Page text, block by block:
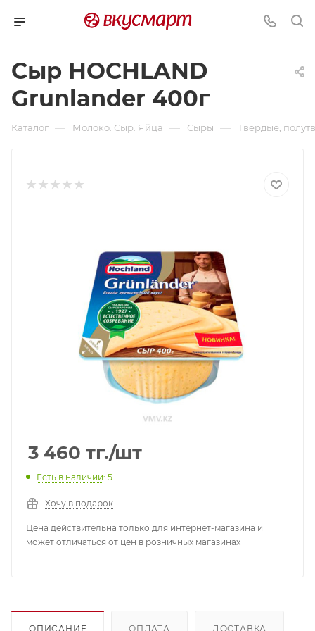
Сыр HOCHLAND
Grunlander 400г
Каталог — Молоко. Сыр. Яйца — Сыры — Твердые,
3 460 тг./шт
Есть в наличии: 5
Хочу в подарок
Цена действительна только для интернет-магазина и
может отличаться от цен в розничных магазинах
ОПИСАНИЕ ОПЛАТА ДОСТАВКА